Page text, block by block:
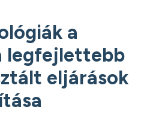
a
legfejlettebb
eljárások